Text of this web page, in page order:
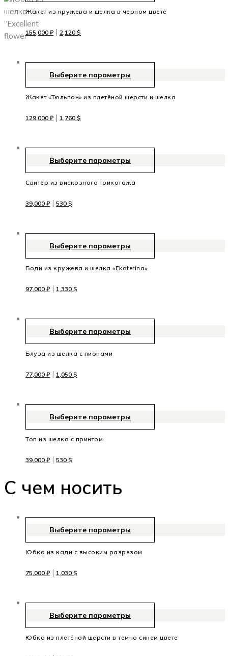
Жакет из кружева и шелка в черном цвете
155,000 ₽ | 2,120 $
Выберите параметры
Жакет «Тюльпан» из плетёной шерсти и шелка
129,000 ₽ | 1,760 $
Выберите параметры
Свитер из вискозного трикотажа
39,000 ₽ | 530 $
Выберите параметры
Боди из кружева и шелка «Ekaterina»
97,000 ₽ | 1,330 $
Выберите параметры
Блуза из шелка с пионами
77,000 ₽ | 1,050 $
Выберите параметры
Топ из шелка с принтом
39,000 ₽ | 530 $
C чем носить
Выберите параметры
Юбка из кади с высоким разрезом
75,000 ₽ | 1,030 $
Выберите параметры
Юбка из плетёной шерсти в темно синем цвете